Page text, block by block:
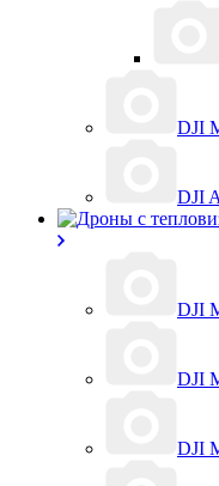
DJI
DJI
DJI
DJI
DJI